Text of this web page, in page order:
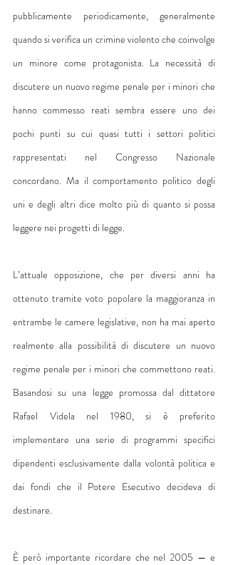
pubblicamente periodicamente, generalmente
quando si verifica un crimine violento che coinvolge
un minore come protagonista. La necessità di
discutere un nuovo regime penale per i minori che
hanno commesso reati sembra essere uno dei
pochi punti su cui quasi tutti i settori politici
rappresentati nel Congresso Nazionale
concordano. Ma il comportamento politico degli
uni e degli altri dice molto più di quanto si possa
leggere nei progetti di legge.
L’attuale opposizione, che per diversi anni ha
ottenuto tramite voto popolare la maggioranza in
entrambe le camere legislative, non ha mai aperto
realmente alla possibilità di discutere un nuovo
regime penale per i minori che commettono reati.
Basandosi su una legge promossa dal dittatore
Rafael Videla nel 1980, si è preferito
implementare una serie di programmi specifici
dipendenti esclusivamente dalla volontà politica e
dai fondi che il Potere Esecutivo decideva di
destinare.
È però importante ricordare che nel 2005 — e